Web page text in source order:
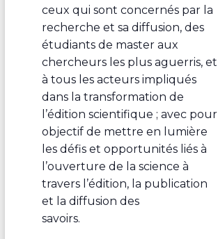
ceux qui sont concernés par la
recherche et sa diffusion, des
étudiants de master aux
chercheurs les plus aguerris, et
à tous les acteurs impliqués
dans la transformation de
l’édition scientifique ; avec pour
objectif de mettre en lumière
les défis et opportunités liés à
l’ouverture de la science à
travers l’édition, la publication
et la diffusion des
savoirs.